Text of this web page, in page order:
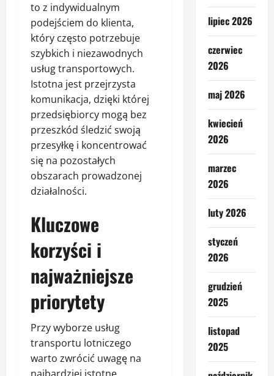
to z indywidualnym
podejściem do klienta,
który często potrzebuje
szybkich i niezawodnych
usług transportowych.
Istotna jest przejrzysta
komunikacja, dzięki której
przedsiębiorcy mogą bez
przeszkód śledzić swoją
przesyłkę i koncentrować
się na pozostałych
obszarach prowadzonej
działalności.
Kluczowe
korzyści i
najważniejsze
priorytety
Przy wyborze usług
transportu lotniczego
warto zwrócić uwagę na
lipiec 2026
czerwiec
2026
maj 2026
kwiecień
2026
marzec
2026
luty 2026
styczeń
2026
grudzień
2025
listopad
2025